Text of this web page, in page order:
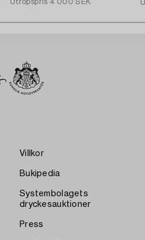
Utropspris 4 000 SEK
Villkor
Bukipedia
Systembolagets
dryckesauktioner
Press